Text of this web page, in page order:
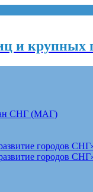
и
СНГ (МАГ)
городов
городов